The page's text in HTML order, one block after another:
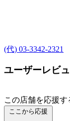
(代) 03-3342-2321
ユーザーレビ
この店舗を応援す
ここから応援